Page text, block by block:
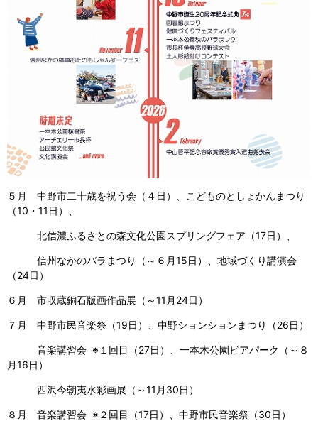
５月 中野市二十歳を祝う会（４日）、こどものとしょかんまつり
（10・11日）、
北信濃ふるさとの森文化公園スプリングフェア（17日）、
信州なかのバラまつり（～６月15日）、地域づくり講演会
（24日）
６月 市収蔵銅石版画作品展（～11月24日）
７月 中野市民音楽祭（19日）、中野ションションまつり（26日）
音楽講習会 ※１回目（27日）、一本木公園ビアパーク（～８
月16日）
西沢今朝夷水彩画展（～11月30日）
８月 音楽講習会 ※２回目（17日）、中野市民音楽祭（30日）